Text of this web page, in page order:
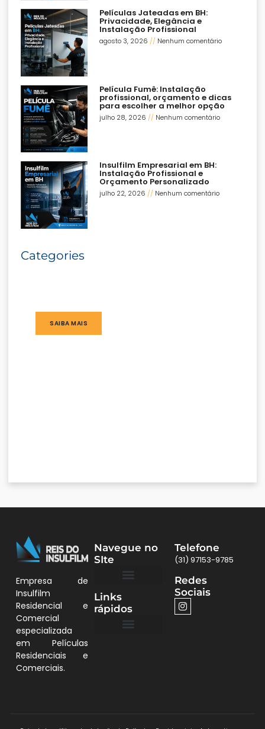
Películas Jateadas em BH:
Privacidade, Elegância e
Instalação Profissional
agosto 3, 2026 Nenhum comentário
Película Fumê: Instalação
profissional, orçamento e dicas
para escolher a melhor opção
julho 28, 2026 Nenhum comentário
Insulfilm Empresarial em BH:
Instalação Profissional e
Orçamento Personalizado
julho 22, 2026 Nenhum comentário
Categories
SAIBA MAIS
Empresa de
Insulfilm
Residencial e
Comercial
especializada
em Películas
Residenciais e
Comerciais.
Navegue no
SIte
Links
rápidos
Telefone
(31) 97153-9785
Redes
Sociais